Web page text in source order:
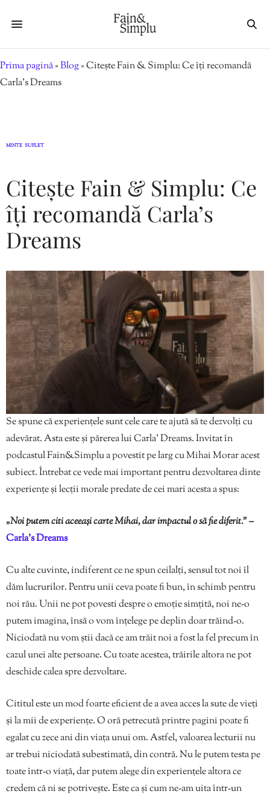
Prima pagină»Blog»Citește Fain & Simplu: Ce îți recomandă
Carla’s Dreams
MINTE SUFLET
Citește Fain & Simplu: Ce
îți recomandă Carla’s
Dreams
Se spune că experiențele sunt cele care te ajută să te dezvolți cu
adevărat. Asta este și părerea lui Carla’ Dreams. Invitat în
podcastul Fain&Simplu a povestit pe larg cu Mihai Morar acest
subiect. Întrebat ce vede mai important pentru dezvoltarea dinte
experiențe și lecții morale predate de cei mari acesta a spus:
„Noi putem citi aceeași carte Mihai, dar impactul o să fie diferit.” –
Carla’s Dreams
Cu alte cuvinte, indiferent ce ne spun ceilalți, sensul tot noi îl
dăm lucrurilor. Pentru unii ceva poate fi bun, în schimb pentru
noi rău. Unii ne pot povesti despre o emoție simțită, noi ne-o
putem imagina, însă o vom înțelege pe deplin doar trăind-o.
Niciodată nu vom știi dacă ce am trăit noi a fost la fel precum în
cazul unei alte persoane. Cu toate acestea, trăirile altora ne pot
deschide calea spre dezvoltare.
Cititul este un mod foarte eficient de a avea acces la sute de vieți
și la mii de experiențe. O oră petrecută printre pagini poate fi
egalat cu zece ani din viața unui om. Astfel, valoarea lecturii nu
ar trebui niciodată subestimată, din contră. Nu le putem testa pe
toate într-o viață, dar putem alege din experiențele altora ce
credem că ni se potrivește. Este ca și cum ne-am uita într-un